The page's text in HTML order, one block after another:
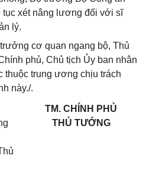
tục xét nâng lương đối với sĩ
lý.
cơ quan ngang bộ, Thủ
phủ, Chủ tịch Ủy ban nhân
thuộc trung ương chịu trách
này./.
TM. CHÍNH PHỦ
THỦ TƯỚNG